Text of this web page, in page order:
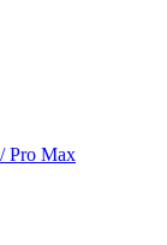
Pro Max